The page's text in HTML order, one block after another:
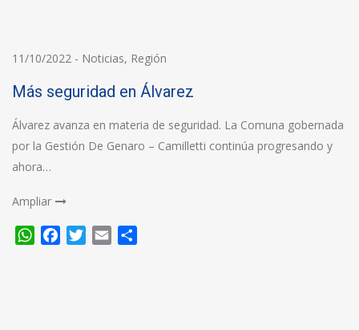
11/10/2022 - Noticias, Región
Más seguridad en Álvarez
Álvarez avanza en materia de seguridad. La Comuna gobernada
por la Gestión De Genaro – Camilletti continúa progresando y
ahora…
Ampliar
WhatsApp
FacebookTwitter
Email